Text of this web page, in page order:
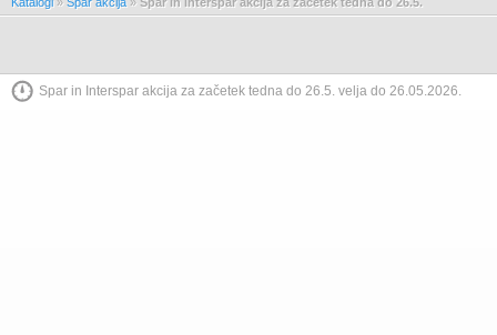
Spar in Interspar akcija za začetek tedna do 26.5. velja do 26.05.2026.